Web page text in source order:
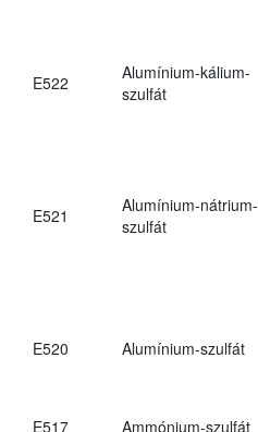
E522
Alumínium-kálium-
szulfát
E521
Alumínium-nátrium-
szulfát
E520 Alumínium-szulfát
E517
Ammónium-szulfát